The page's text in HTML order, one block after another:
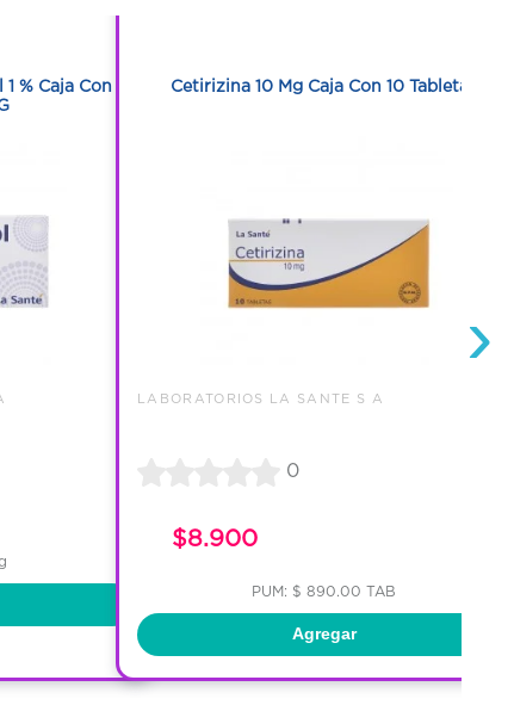
% Caja Con
Cetirizina 10 Mg Caja Con 10 Tabletas
LABORATORIOS LA SANTE S A
0
$8.900
PUM: $ 890.00 TAB
Agregar
›